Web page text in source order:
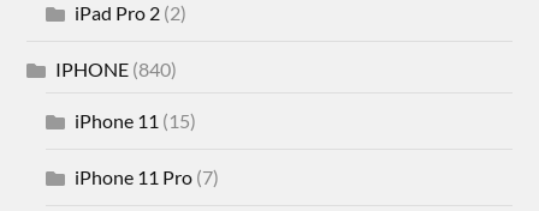
iPad Pro 2 (2)
IPHONE (840)
iPhone 11 (15)
iPhone 11 Pro (7)